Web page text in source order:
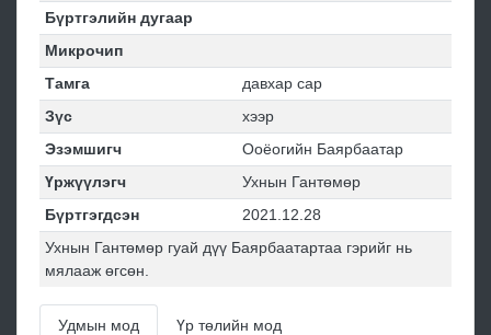
Бүртгэлийн дугаар
Микрочип
Тамга
давхар сар
Зүс
хээр
Эзэмшигч
Ооёогийн Баярбаатар
Үржүүлэгч
Ухнын Гантөмөр
Бүртгэгдсэн
2021.12.28
Ухнын Гантөмөр гуай дүү Баярбаатартаа гэрийг нь
мялааж өгсөн.
Удмын мод Үр төлийн мод